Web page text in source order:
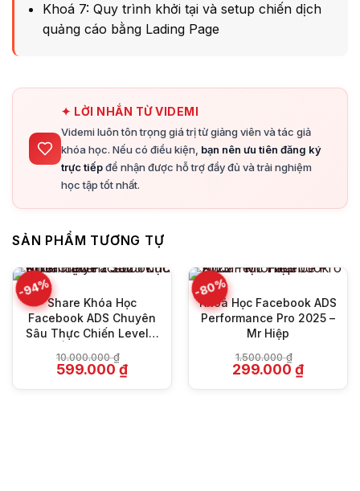
Khoá 7: Quy trình khởi tại và setup chiến dịch
quảng cáo bằng Lading Page
✦ LỜI NHẮN TỪ VIDEMI
Videmi luôn tôn trọng giá trị từ giảng viên và tác giả
khóa học. Nếu có điều kiện, bạn nên ưu tiên đăng ký
trực tiếpđể nhận được hỗ trợ đầy đủ và trải nghiệm
học tập tốt nhất.
SẢN PHẨM TƯƠNG TỰ
-94%
Share Khóa Học
Facebook ADS Chuyên
Sâu Thực Chiến Level 2
10.000.000₫
Giá
gốc
599.000₫Giá
-80%
Khoá Học Facebook ADS
Performance Pro 2025 –
Mr Hiệp
1.500.000₫
Giá
gốc
299.000₫Giá